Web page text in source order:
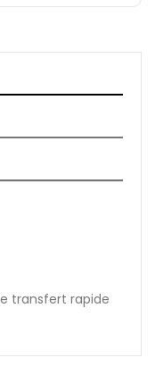
transfert rapide